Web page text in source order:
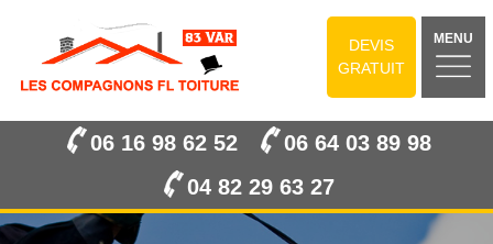
DEVIS
GRATUIT
MENU
06 16 98 62 52
06 64 03 89 98
04 82 29 63 27